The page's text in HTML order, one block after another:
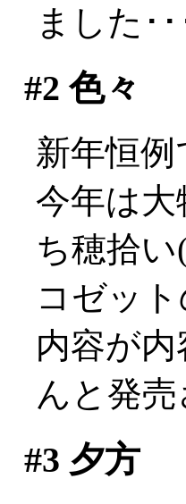
ました･･
#2 色々
新年恒例
今年は
ち穂拾
コゼッ
内容が
んと発
#3 夕方